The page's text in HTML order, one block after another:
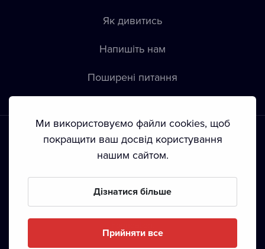
Як дивитись
Напишіть нам
Пoширені питання
Положення й умови • Конфіденційність • Автoрські права
Ми використовуємо файли cookies, щоб
покращити ваш досвід користування
нашим сайтом.
Дізнатися більше
Прийняти все